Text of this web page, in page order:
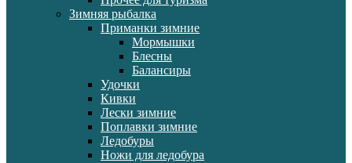
Зимняя рыбалка
Приманки зимние
Мормышки
Блесны
Балансиры
Удочки
Кивки
Лески зимние
Поплавки зимние
Ледобуры
Ножи для ледобура